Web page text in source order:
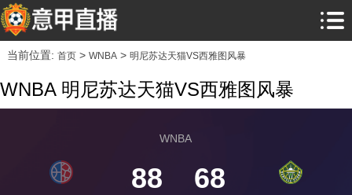
当前位置: 首页> WNBA> 明尼苏达天猫VS西雅图风暴
WNBA 明尼苏达天猫VS西雅图风暴
WNBA
88 68